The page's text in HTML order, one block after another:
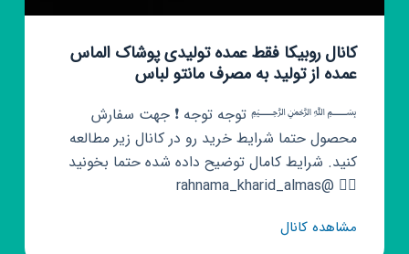
کانال روبیکا فقط عمده تولیدی پوشاک الماس
عمده از تولید به مصرف مانتو لباس
﷽ توجه توجه ❗ جهت سفارش
محصول حتما شرایط خرید رو در کانال زیر مطالعه
کنید. شرایط کامال توضیح داده شده حتما بخونید
👇🏼 @rahnama_kharid_almas
مشاهده کانالکانال